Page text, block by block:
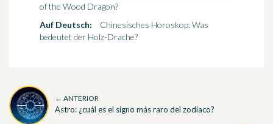
of the Wood Dragon?
Auf Deutsch:
Chinesisches Horoskop: Was
bedeutet der Holz-Drache?
← ANTERIOR
Astro: ¿cuál es el signo más raro del zodiaco?